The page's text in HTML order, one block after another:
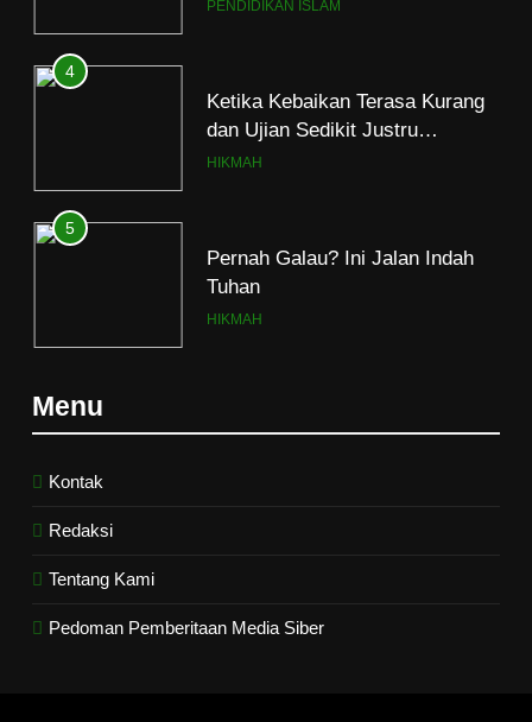
PENDIDIKAN ISLAM
4
Ketika Kebaikan Terasa Kurang
dan Ujian Sedikit Justru
Menjerumuskan
HIKMAH
5
Pernah Galau? Ini Jalan Indah
Tuhan
HIKMAH
7
HIKMAH
Menu
Kontak
Redaksi
Tentang Kami
Pedoman Pemberitaan Media Siber